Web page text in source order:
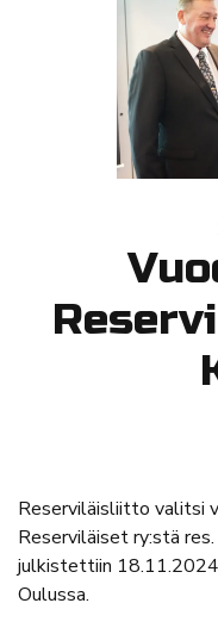
Reserviläisliitto valitsi
Reserviläiset ry:stä
julkistettiin
Oulussa.